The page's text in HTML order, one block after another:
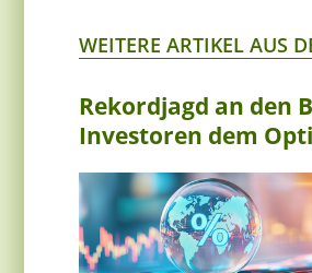
WEITERE ARTIKEL AUS
Rekordjagd an den
Investoren dem